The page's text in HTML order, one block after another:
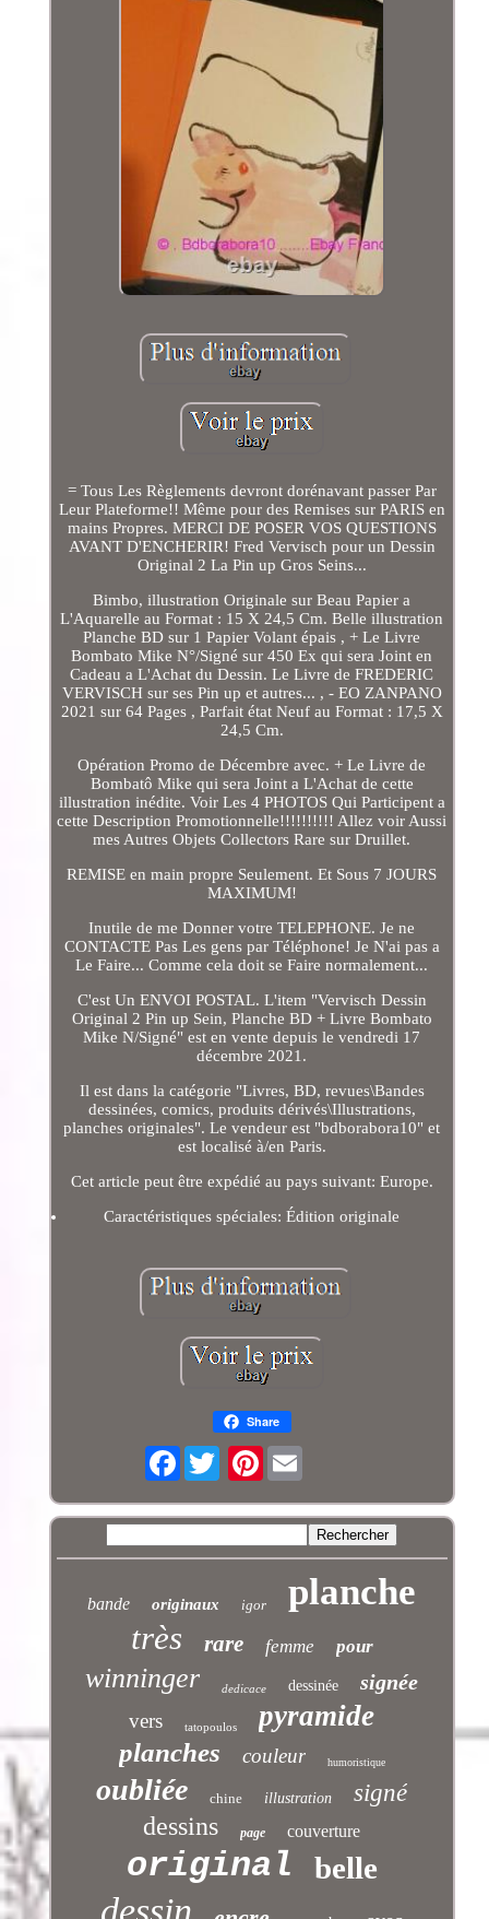
= Tous Les Règlements devront dorénavant passer Par
Leur Plateforme!! Même pour des Remises sur PARIS en
mains Propres. MERCI DE POSER VOS QUESTIONS
AVANT D'ENCHERIR! Fred Vervisch pour un Dessin
Original 2 La Pin up Gros Seins...
Bimbo, illustration Originale sur Beau Papier a
L'Aquarelle au Format : 15 X 24,5 Cm. Belle illustration
Planche BD sur 1 Papier Volant épais , + Le Livre
Bombato Mike N°/Signé sur 450 Ex qui sera Joint en
Cadeau a L'Achat du Dessin. Le Livre de FREDERIC
VERVISCH sur ses Pin up et autres... , - EO ZANPANO
2021 sur 64 Pages , Parfait état Neuf au Format : 17,5 X
24,5 Cm.
Opération Promo de Décembre avec. + Le Livre de
Bombatô Mike qui sera Joint a L'Achat de cette
illustration inédite. Voir Les 4 PHOTOS Qui Participent a
cette Description Promotionnelle!!!!!!!!!! Allez voir Aussi
mes Autres Objets Collectors Rare sur Druillet.
REMISE en main propre Seulement. Et Sous 7 JOURS
MAXIMUM!
Inutile de me Donner votre TELEPHONE. Je ne
CONTACTE Pas Les gens par Téléphone! Je N'ai pas a
Le Faire... Comme cela doit se Faire normalement...
C'est Un ENVOI POSTAL. L'item "Vervisch Dessin
Original 2 Pin up Sein, Planche BD + Livre Bombato
Mike N/Signé" est en vente depuis le vendredi 17
décembre 2021.
Il est dans la catégorie "Livres, BD, revues\Bandes
dessinées, comics, produits dérivés\Illustrations,
planches originales". Le vendeur est "bdborabora10" et
est localisé à/en Paris.
Cet article peut être expédié au pays suivant: Europe.
Caractéristiques spéciales: Édition originale
Share
Facebook Pinterest
bande originaux igor planche
très rare femme pour
winninger dedicace dessinée signée
vers tatopoulos pyramide
planches couleur humoristique
oubliée chine illustration signé
dessins page couverture
original belle
dessin